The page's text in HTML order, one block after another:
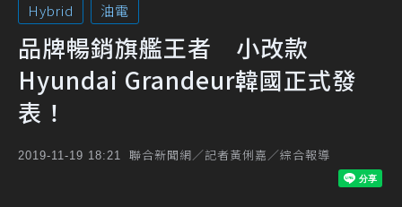
Hybrid
油電
品牌暢銷旗艦王者 小改款
Hyundai Grandeur韓國正式發
表！
2019-11-19 18:21 聯合新聞網／記者黃俐嘉／綜合報導